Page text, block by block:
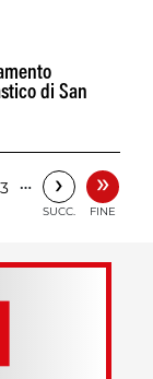
di San
… ›
SUCC.
»
FINE